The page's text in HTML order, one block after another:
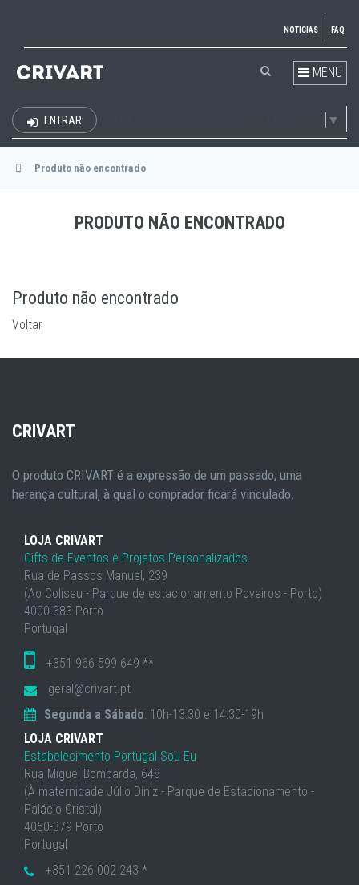
NOTICIAS FAQ
MENU
▼
ENTRAR
Produto não encontrado
PRODUTO NÃO ENCONTRADO
Produto não encontrado
Voltar
CRIVART
O produto CRIVART é a expressão de um passado, uma
herança cultural, à qual o comprador ficará vinculado.
LOJA CRIVART
Gifts de Eventos e Projetos Personalizados
Rua de Passos Manuel, 239
(Ao Coliseu - Parque de estacionamento Poveiros - Porto)
4000-383 Porto
Portugal
+351 966 599 649 **
geral@crivart.pt
Segunda a Sábado: 10h-13:30 e 14:30-19h
LOJA CRIVART
Estabelecimento Portugal Sou Eu
Rua Miguel Bombarda, 648
(À maternidade Júlio Diniz - Parque de Estacionamento -
Palácio Cristal)
4050-379 Porto
Portugal
+351 226 002 243 *